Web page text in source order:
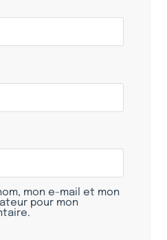
mon e-mail et mon
pour mon